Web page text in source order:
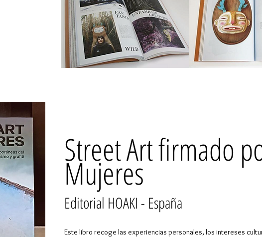
Street Art firmado
Mujeres
Editorial HOAKI - España
Este libro recoge las experiencias personales, los intereses